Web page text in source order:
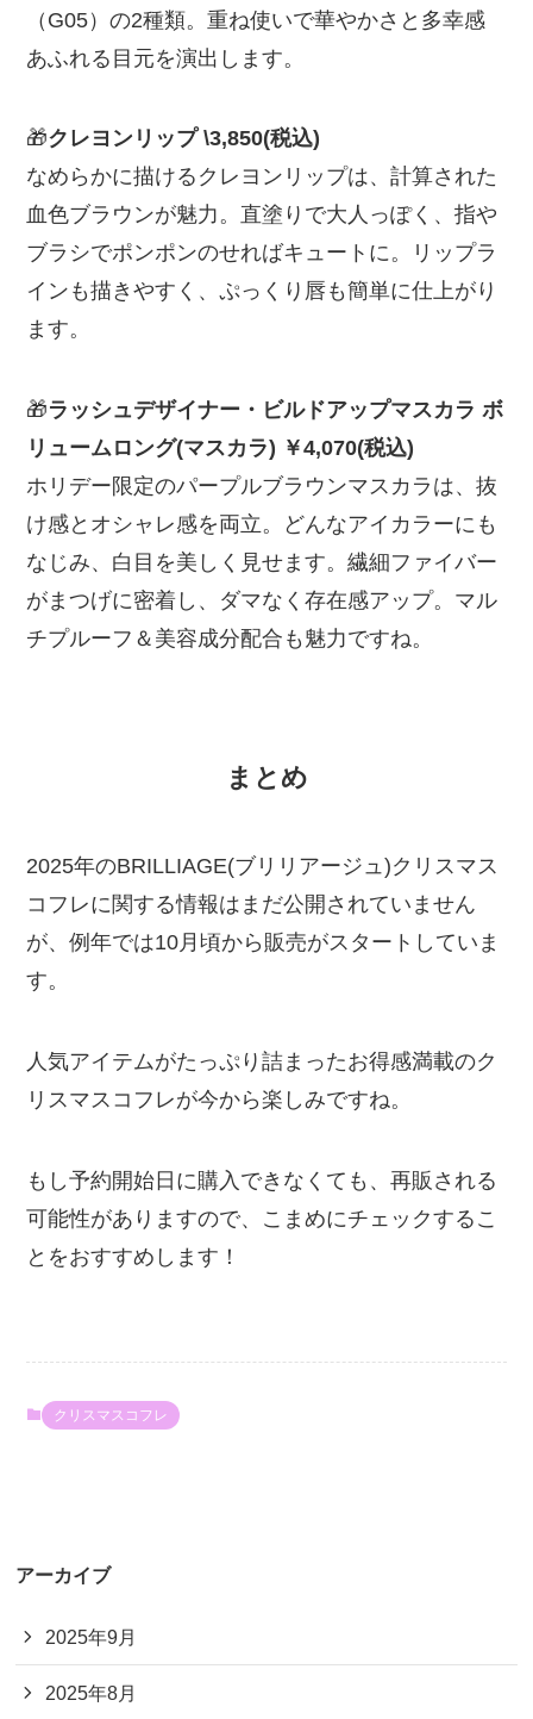
（G05）の2種類。重ね使いで華やかさと多幸感
あふれる目元を演出します。
🎁クレヨンリップ \3,850(税込)
なめらかに描けるクレヨンリップは、計算された
血色ブラウンが魅力。直塗りで大人っぽく、指や
ブラシでポンポンのせればキュートに。リップラ
インも描きやすく、ぷっくり唇も簡単に仕上がり
ます。
🎁ラッシュデザイナー・ビルドアップマスカラ ボ
リュームロング(マスカラ) ￥4,070(税込)
ホリデー限定のパープルブラウンマスカラは、抜
け感とオシャレ感を両立。どんなアイカラーにも
なじみ、白目を美しく見せます。繊細ファイバー
がまつげに密着し、ダマなく存在感アップ。マル
チプルーフ＆美容成分配合も魅力ですね。
まとめ
2025年のBRILLIAGE(ブリリアージュ)クリスマス
コフレに関する情報はまだ公開されていません
が、例年では10月頃から販売がスタートしていま
す。
人気アイテムがたっぷり詰まったお得感満載のク
リスマスコフレが今から楽しみですね。
もし予約開始日に購入できなくても、再販される
可能性がありますので、こまめにチェックするこ
とをおすすめします！
クリスマスコフレ
アーカイブ
2025年9月
2025年8月